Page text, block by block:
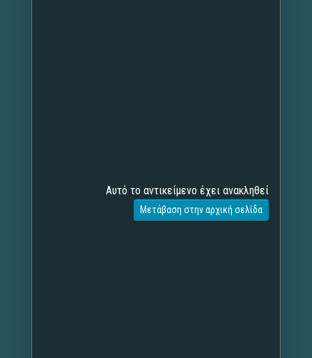
Αυτό το αντικείμενο έχει ανακληθεί
Μετάβαση στην αρχική σελίδα